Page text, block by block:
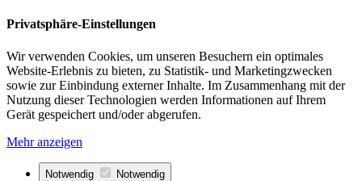
Privatsphäre-Einstellungen
Wir verwenden Cookies, um unseren Besuchern ein optimales
Website-Erlebnis zu bieten, zu Statistik- und Marketingzwecken
sowie zur Einbindung externer Inhalte. Im Zusammenhang mit der
Nutzung dieser Technologien werden Informationen auf Ihrem
Gerät gespeichert und/oder abgerufen.
Mehr anzeigen
Notwendig Notwendig